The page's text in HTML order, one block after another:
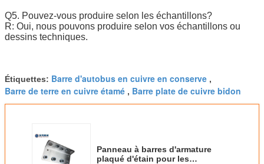
Q5. Pouvez-vous produire selon les échantillons?
R: Oui, nous pouvons produire selon vos échantillons ou
dessins techniques.
Étiquettes: Barre d'autobus en cuivre en conserve ,
Barre de terre en cuivre étamé , Barre plate de cuivre bidon
Panneau à barres d'armature
plaqué d'étain pour les